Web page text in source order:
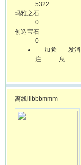
5322
玛雅之石
0
创造宝石
0
加关
注
发消
息
离线iiibbbmmm